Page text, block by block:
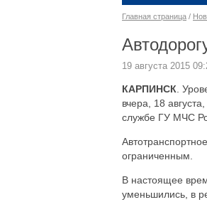
Главная страница /
19 августа 2015
КАРПИНСК .
вчера, 18
службе ГУ МЧС
ограниченным.
В настоящее
уменьшились, в